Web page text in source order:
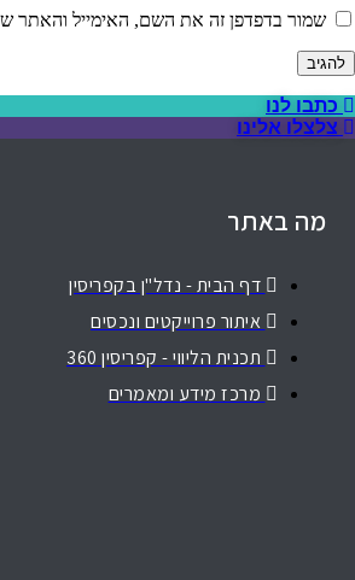
שמור בדפדפן זה את השם, האימייל והאתר
כתבו לנו
צלצלו אלינו
מה באתר
דף הבית - נדל"ן בקפריסין
איתור פרוייקטים ונכסים
תכנית הליווי - קפריסין 360
מרכז מידע ומאמרים